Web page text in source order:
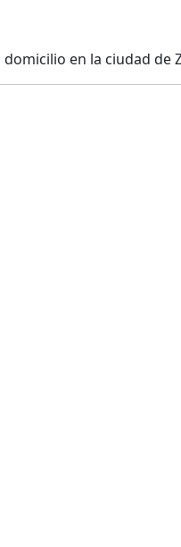
en la ciudad de